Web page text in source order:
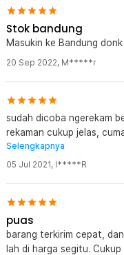
Stok bandung
Masukin ke Bandung donk
20 Sep 2022, M*****r
sudah dicoba ngerekam
rekaman cukup jelas,
masih bingung
Selengkapnya
05 Jul 2021, I*****R
puas
barang terkirim cepat,
lah di harga segitu. Cukup Peka.. cuman emang NOISE nya